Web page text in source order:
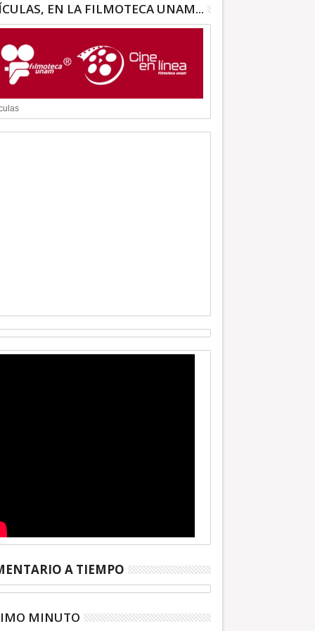
EN LA FILMOTECA UNAM...
A TIEMPO
MINUTO